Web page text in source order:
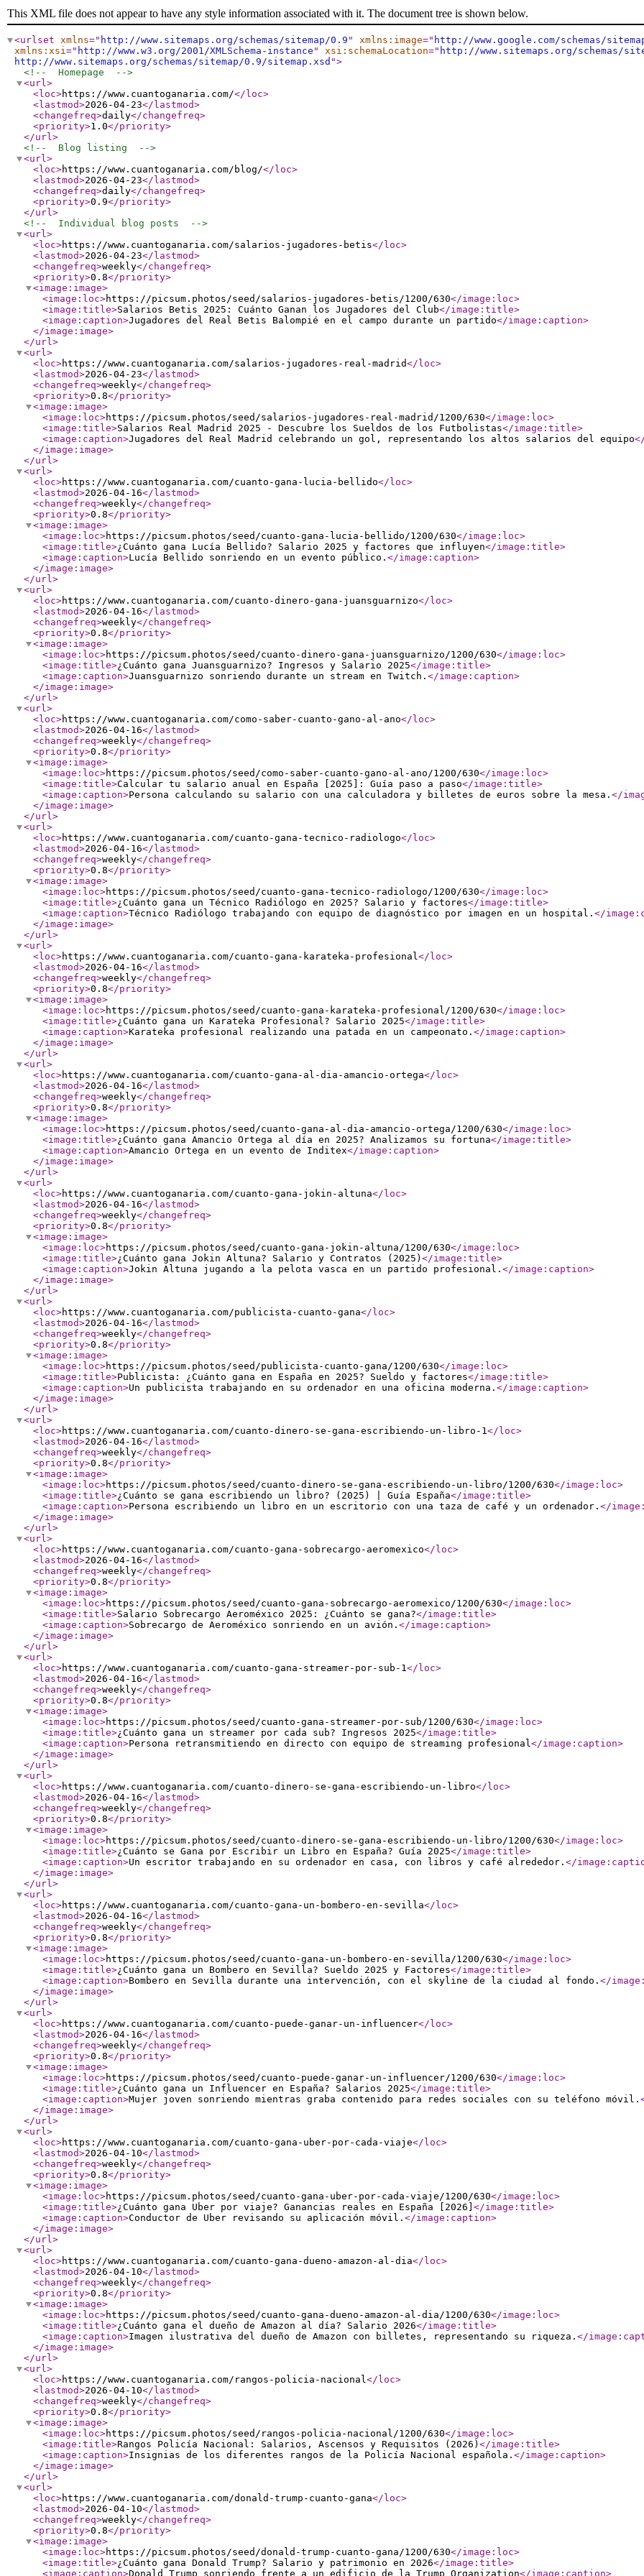
This XML file does not appear to have any style information associated with it. The document tree is shown below.
<urlset xmlns=" http://www.sitemaps.org/schemas/sitemap/0.9 " xmlns:image=" http://www.google.com/schemas/
xmlns:xsi=" http://www.w3.org/2001/XMLSchema-instance " xsi:schemaLocation=" http://www.sitemaps.org/schemas/
http://www.sitemaps.org/schemas/sitemap/0.9/sitemap.xsd ">
<!--  Homepage  -->
<url>
<loc>https://www.cuantoganaria.com/</loc>
<lastmod>2026-04-23</lastmod>
<changefreq>daily</changefreq>
<priority>1.0</priority>
</url>
<!--  Blog listing  -->
<url>
<loc>https://www.cuantoganaria.com/blog/</loc>
<lastmod>2026-04-23</lastmod>
<changefreq>daily</changefreq>
<priority>0.9</priority>
</url>
<!--  Individual blog posts  -->
<url>
<loc>https://www.cuantoganaria.com/salarios-jugadores-betis</loc>
<lastmod>2026-04-23</lastmod>
<changefreq>weekly</changefreq>
<priority>0.8</priority>
<image:image>
<image:loc>https://picsum.photos/seed/salarios-jugadores-betis/1200/630</image:loc>
<image:title>Salarios Betis 2025: Cuánto Ganan los Jugadores del Club</image:title>
<image:caption>Jugadores del Real Betis Balompié en el campo durante un partido</image:caption>
</image:image>
</url>
<url>
<loc>https://www.cuantoganaria.com/salarios-jugadores-real-madrid</loc>
<lastmod>2026-04-23</lastmod>
<changefreq>weekly</changefreq>
<priority>0.8</priority>
<image:image>
<image:loc>https://picsum.photos/seed/salarios-jugadores-real-madrid/1200/630</image:loc>
<image:title>Salarios Real Madrid 2025 - Descubre los Sueldos de los Futbolistas</image:title>
<image:caption>Jugadores del Real Madrid celebrando un gol, representando los altos salarios del equipo
</image:image>
</url>
<url>
<loc>https://www.cuantoganaria.com/cuanto-gana-lucia-bellido</loc>
<lastmod>2026-04-16</lastmod>
<changefreq>weekly</changefreq>
<priority>0.8</priority>
<image:image>
<image:loc>https://picsum.photos/seed/cuanto-gana-lucia-bellido/1200/630</image:loc>
<image:title>¿Cuánto gana Lucía Bellido? Salario 2025 y factores que influyen</image:title>
<image:caption>Lucía Bellido sonriendo en un evento público. </image:caption>
</image:image>
</url>
<url>
<loc>https://www.cuantoganaria.com/cuanto-dinero-gana-juansguarnizo</loc>
<lastmod>2026-04-16</lastmod>
<changefreq>weekly</changefreq>
<priority>0.8</priority>
<image:image>
<image:loc>https://picsum.photos/seed/cuanto-dinero-gana-juansguarnizo/1200/630</image:loc>
<image:title>¿Cuánto gana Juansguarnizo? Ingresos y Salario 2025</image:title>
<image:caption>Juansguarnizo sonriendo durante un stream en Twitch. </image:caption>
</image:image>
</url>
<url>
<loc>https://www.cuantoganaria.com/como-saber-cuanto-gano-al-ano</loc>
<lastmod>2026-04-16</lastmod>
<changefreq>weekly</changefreq>
<priority>0.8</priority>
<image:image>
<image:loc>https://picsum.photos/seed/como-saber-cuanto-gano-al-ano/1200/630</image:loc>
<image:title>Calcular tu salario anual en España [2025]: Guía paso a paso</image:title>
<image:caption>Persona calculando su salario con una calculadora y billetes de euros sobre la mesa. </
</image:image>
</url>
<url>
<loc>https://www.cuantoganaria.com/cuanto-gana-tecnico-radiologo</loc>
<lastmod>2026-04-16</lastmod>
<changefreq>weekly</changefreq>
<priority>0.8</priority>
<image:image>
<image:loc>https://picsum.photos/seed/cuanto-gana-tecnico-radiologo/1200/630</image:loc>
<image:title>¿Cuánto gana un Técnico Radiólogo en 2025? Salario y factores</image:title>
<image:caption>Técnico Radiólogo trabajando con equipo de diagnóstico por imagen en un hospital. </
</image:image>
</url>
<url>
<loc>https://www.cuantoganaria.com/cuanto-gana-karateka-profesional</loc>
<lastmod>2026-04-16</lastmod>
<changefreq>weekly</changefreq>
<priority>0.8</priority>
<image:image>
<image:loc>https://picsum.photos/seed/cuanto-gana-karateka-profesional/1200/630</image:loc>
<image:title>¿Cuánto gana un Karateka Profesional? Salario 2025</image:title>
<image:caption>Karateka profesional realizando una patada en un campeonato. </image:caption>
</image:image>
</url>
<url>
<loc>https://www.cuantoganaria.com/cuanto-gana-al-dia-amancio-ortega</loc>
<lastmod>2026-04-16</lastmod>
<changefreq>weekly</changefreq>
<priority>0.8</priority>
<image:image>
<image:loc>https://picsum.photos/seed/cuanto-gana-al-dia-amancio-ortega/1200/630</image:loc>
<image:title>¿Cuánto gana Amancio Ortega al día en 2025? Analizamos su fortuna</image:title>
<image:caption>Amancio Ortega en un evento de Inditex</image:caption>
</image:image>
</url>
<url>
<loc>https://www.cuantoganaria.com/cuanto-gana-jokin-altuna</loc>
<lastmod>2026-04-16</lastmod>
<changefreq>weekly</changefreq>
<priority>0.8</priority>
<image:image>
<image:loc>https://picsum.photos/seed/cuanto-gana-jokin-altuna/1200/630</image:loc>
<image:title>¿Cuánto gana Jokin Altuna? Salario y Contratos (2025) </image:title>
<image:caption>Jokin Altuna jugando a la pelota vasca en un partido profesional. </image:caption>
</image:image>
</url>
<url>
<loc>https://www.cuantoganaria.com/publicista-cuanto-gana</loc>
<lastmod>2026-04-16</lastmod>
<changefreq>weekly</changefreq>
<priority>0.8</priority>
<image:image>
<image:loc>https://picsum.photos/seed/publicista-cuanto-gana/1200/630</image:loc>
<image:title>Publicista: ¿Cuánto gana en España en 2025? Sueldo y factores</image:title>
<image:caption>Un publicista trabajando en su ordenador en una oficina moderna. </image:caption>
</image:image>
</url>
<url>
<loc>https://www.cuantoganaria.com/cuanto-dinero-se-gana-escribiendo-un-libro-1</loc>
<lastmod>2026-04-16</lastmod>
<changefreq>weekly</changefreq>
<priority>0.8</priority>
<image:image>
<image:loc>https://picsum.photos/seed/cuanto-dinero-se-gana-escribiendo-un-libro/1200/630</image:loc>
<image:title>¿Cuánto se gana escribiendo un libro? (2025) | Guía España</image:title>
<image:caption>Persona escribiendo un libro en un escritorio con una taza de café y un ordenador. </
</image:image>
</url>
<url>
<loc>https://www.cuantoganaria.com/cuanto-gana-sobrecargo-aeromexico</loc>
<lastmod>2026-04-16</lastmod>
<changefreq>weekly</changefreq>
<priority>0.8</priority>
<image:image>
<image:loc>https://picsum.photos/seed/cuanto-gana-sobrecargo-aeromexico/1200/630</image:loc>
<image:title>Salario Sobrecargo Aeroméxico 2025: ¿Cuánto se gana?</image:title>
<image:caption>Sobrecargo de Aeroméxico sonriendo en un avión. </image:caption>
</image:image>
</url>
<url>
<loc>https://www.cuantoganaria.com/cuanto-gana-streamer-por-sub-1</loc>
<lastmod>2026-04-16</lastmod>
<changefreq>weekly</changefreq>
<priority>0.8</priority>
<image:image>
<image:loc>https://picsum.photos/seed/cuanto-gana-streamer-por-sub/1200/630</image:loc>
<image:title>¿Cuánto gana un streamer por cada sub? Ingresos 2025</image:title>
<image:caption>Persona retransmitiendo en directo con equipo de streaming profesional</image:caption>
</image:image>
</url>
<url>
<loc>https://www.cuantoganaria.com/cuanto-dinero-se-gana-escribiendo-un-libro</loc>
<lastmod>2026-04-16</lastmod>
<changefreq>weekly</changefreq>
<priority>0.8</priority>
<image:image>
<image:loc>https://picsum.photos/seed/cuanto-dinero-se-gana-escribiendo-un-libro/1200/630</image:loc>
<image:title>¿Cuánto se Gana por Escribir un Libro en España? Guía 2025</image:title>
<image:caption>Un escritor trabajando en su ordenador en casa, con libros y café alrededor. </
</image:image>
</url>
<url>
<loc>https://www.cuantoganaria.com/cuanto-gana-un-bombero-en-sevilla</loc>
<lastmod>2026-04-16</lastmod>
<changefreq>weekly</changefreq>
<priority>0.8</priority>
<image:image>
<image:loc>https://picsum.photos/seed/cuanto-gana-un-bombero-en-sevilla/1200/630</image:loc>
<image:title>¿Cuánto gana un Bombero en Sevilla? Sueldo 2025 y Factores</image:title>
<image:caption>Bombero en Sevilla durante una intervención, con el skyline de la ciudad al fondo. </
</image:image>
</url>
<url>
<loc>https://www.cuantoganaria.com/cuanto-puede-ganar-un-influencer</loc>
<lastmod>2026-04-16</lastmod>
<changefreq>weekly</changefreq>
<priority>0.8</priority>
<image:image>
<image:loc>https://picsum.photos/seed/cuanto-puede-ganar-un-influencer/1200/630</image:loc>
<image:title>¿Cuánto gana un Influencer en España? Salarios 2025</image:title>
<image:caption>Mujer joven sonriendo mientras graba contenido para redes sociales con su teléfono móvil.
</image:image>
</url>
<url>
<loc>https://www.cuantoganaria.com/cuanto-gana-uber-por-cada-viaje</loc>
<lastmod>2026-04-10</lastmod>
<changefreq>weekly</changefreq>
<priority>0.8</priority>
<image:image>
<image:loc>https://picsum.photos/seed/cuanto-gana-uber-por-cada-viaje/1200/630</image:loc>
<image:title>¿Cuánto gana Uber por viaje? Ganancias reales en España [2026] </image:title>
<image:caption>Conductor de Uber revisando su aplicación móvil. </image:caption>
</image:image>
</url>
<url>
<loc>https://www.cuantoganaria.com/cuanto-gana-dueno-amazon-al-dia</loc>
<lastmod>2026-04-10</lastmod>
<changefreq>weekly</changefreq>
<priority>0.8</priority>
<image:image>
<image:loc>https://picsum.photos/seed/cuanto-gana-dueno-amazon-al-dia/1200/630</image:loc>
<image:title>¿Cuánto gana el dueño de Amazon al día? Salario 2026</image:title>
<image:caption>Imagen ilustrativa del dueño de Amazon con billetes, representando su riqueza. </
</image:image>
</url>
<url>
<loc>https://www.cuantoganaria.com/rangos-policia-nacional</loc>
<lastmod>2026-04-10</lastmod>
<changefreq>weekly</changefreq>
<priority>0.8</priority>
<image:image>
<image:loc>https://picsum.photos/seed/rangos-policia-nacional/1200/630</image:loc>
<image:title>Rangos Policía Nacional: Salarios, Ascensos y Requisitos (2026) </image:title>
<image:caption>Insignias de los diferentes rangos de la Policía Nacional española. </image:caption>
</image:image>
</url>
<url>
<loc>https://www.cuantoganaria.com/donald-trump-cuanto-gana</loc>
<lastmod>2026-04-10</lastmod>
<changefreq>weekly</changefreq>
<priority>0.8</priority>
<image:image>
<image:loc>https://picsum.photos/seed/donald-trump-cuanto-gana/1200/630</image:loc>
<image:title>¿Cuánto gana Donald Trump? Salario y patrimonio en 2026</image:title>
<image:caption>Donald Trump sonriendo frente a un edificio de la Trump Organization</image:caption>